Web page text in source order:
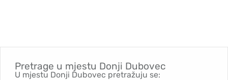
Pretrage u mjestu Donji Dubovec
U mjestu Donji Dubovec pretražuju se: